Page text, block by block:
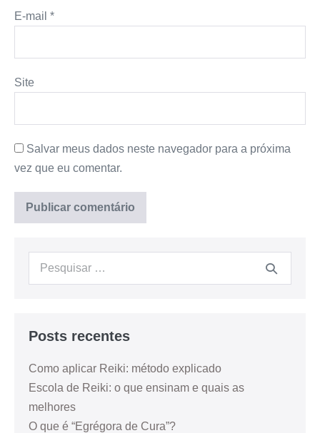
E-mail *
Site
Salvar meus dados neste navegador para a próxima
vez que eu comentar.
Posts recentes
Como aplicar Reiki: método explicado
Escola de Reiki: o que ensinam e quais as
melhores
O que é “Egrégora de Cura”?